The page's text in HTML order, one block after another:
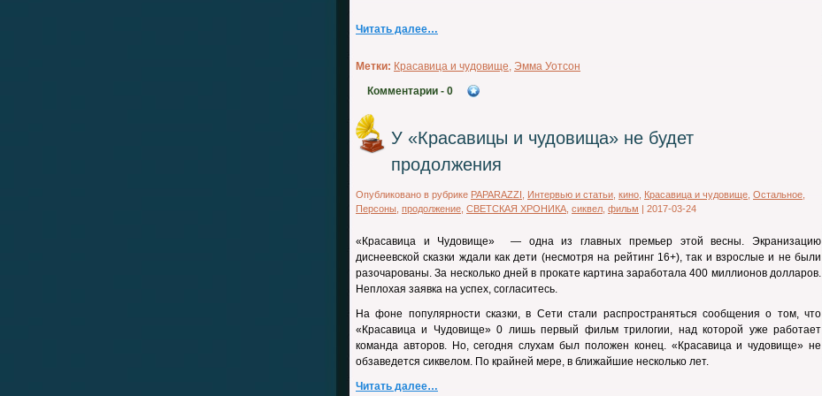
Читать далее…
Метки: Красавица и чудовище, Эмма Уотсон
Комментарии - 0
У «Красавицы и чудовища» не будет
продолжения
Опубликовано в рубрике PAPARAZZI Интервью и статьи кино Красавица и чудовище Остальное
Персоны продолжение СВЕТСКАЯ ХРОНИКА сиквел фильм | 2017-03-24
«Красавица и Чудовище» — одна из главных премьер этой весны. Экранизацию
диснеевской сказки ждали как дети (несмотря на рейтинг 16+), так и взрослые и не были
разочарованы. За несколько дней в прокате картина заработала 400 миллионов долларов.
Неплохая заявка на успех, согласитесь.
На фоне популярности сказки, в Сети стали распространяться сообщения о том, что
«Красавица и Чудовище» 0 лишь первый фильм трилогии, над которой уже работает
команда авторов. Но, сегодня слухам был положен конец. «Красавица и чудовище» не
обзаведется сиквелом. По крайней мере, в ближайшие несколько лет.
Читать далее…